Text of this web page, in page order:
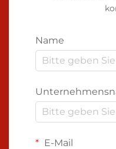
Name
E-Mail